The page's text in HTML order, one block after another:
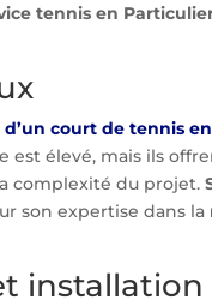
tennis en
court de tennis
élevé, mais ils
complexité du projet.
son expertise dans la
installation